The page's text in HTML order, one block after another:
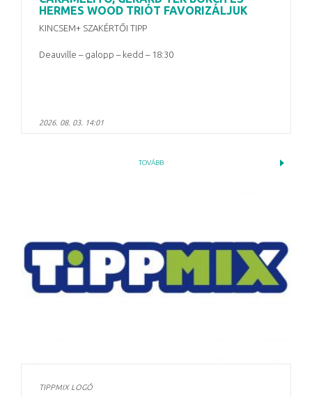
HERMES WOOD TRIÓT FAVORIZÁLJUK
KINCSEM+ SZAKÉRTŐI TIPP
Deauville – galopp – kedd – 18:30
2026. 08. 03. 14:01
TOVÁBB
TIPPMIX LOGÓ